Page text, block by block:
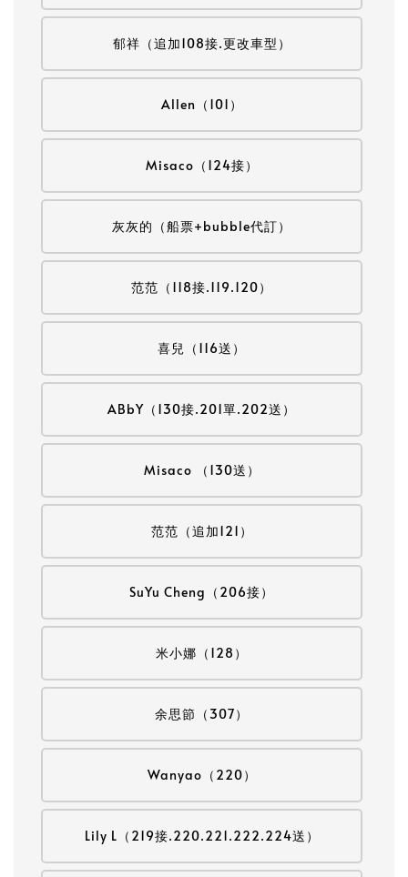
郁祥（追加108接.更改車型）
Allen（101）
Misaco（124接）
灰灰的（船票+bubble代訂）
范范（118接.119.120）
喜兒（116送）
ABbY（130接.201單.202送）
Misaco （130送）
范范（追加121）
SuYu Cheng（206接）
米小娜（128）
余思節（307）
Wanyao（220）
Lily L（219接.220.221.222.224送）